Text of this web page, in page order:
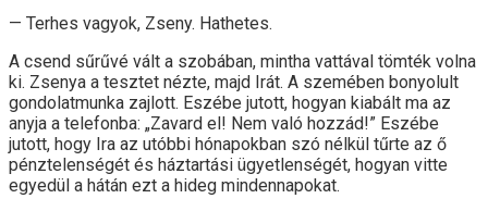
— Terhes vagyok, Zseny. Hathetes.
A csend sűrűvé vált a szobában, mintha vattával tömték volna
ki. Zsenya a tesztet nézte, majd Irát. A szemében bonyolult
gondolatmunka zajlott. Eszébe jutott, hogyan kiabált ma az
anyja a telefonba: „Zavard el! Nem való hozzád!” Eszébe
jutott, hogy Ira az utóbbi hónapokban szó nélkül tűrte az ő
pénztelenségét és háztartási ügyetlenségét, hogyan vitte
egyedül a hátán ezt a hideg mindennapokat.